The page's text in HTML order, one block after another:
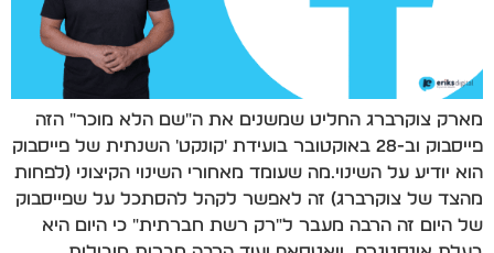
מארק צוקרברג החליט שמשנים את ה"שם הלא מוכר" הזה
פייסבוק וב-28 באוקטובר בועידת 'קונקט' השנתית של פייסבוק
הוא יודיע על השינוי.מה שעומד מאחורי השינוי הקיצוני (לפחות
מהצד של צוקרברג) זה לאפשר לקהל להסתכל על שפייסבוק
של היום זה הרבה מעבר ל"רק רשת חברתית" כי היום היא